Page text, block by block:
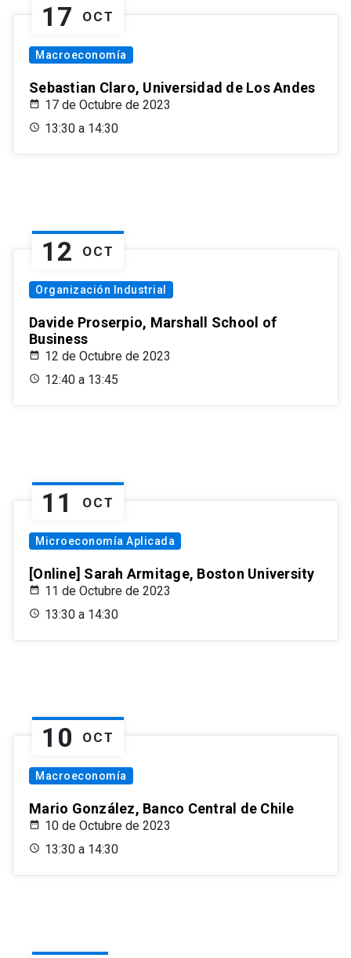
17 OCT
Macroeconomía
Sebastian Claro, Universidad de Los Andes
17 de Octubre de 2023
13:30 a 14:30
12 OCT
Organización Industrial
Davide Proserpio, Marshall School of
Business
12 de Octubre de 2023
12:40 a 13:45
11 OCT
Microeconomía Aplicada
[Online] Sarah Armitage, Boston University
11 de Octubre de 2023
13:30 a 14:30
10 OCT
Macroeconomía
Mario González, Banco Central de Chile
10 de Octubre de 2023
13:30 a 14:30